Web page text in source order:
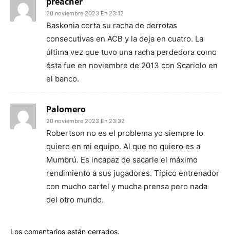
20 noviembre 2023 En 23:12
Baskonia corta su racha de derrotas
consecutivas en ACB y la deja en cuatro. La
última vez que tuvo una racha perdedora como
ésta fue en noviembre de 2013 con Scariolo en
el banco.
Palomero
20 noviembre 2023 En 23:32
Robertson no es el problema yo siempre lo
quiero en mi equipo. Al que no quiero es a
Mumbrú. Es incapaz de sacarle el máximo
rendimiento a sus jugadores. Típico entrenador
con mucho cartel y mucha prensa pero nada
del otro mundo.
Los comentarios están cerrados.